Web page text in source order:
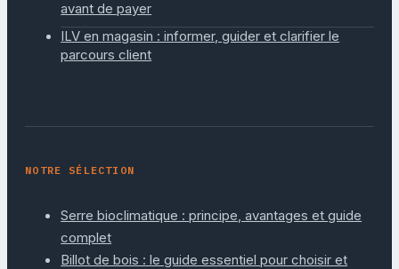
avant de payer
ILV en magasin : informer, guider et clarifier le
parcours client
NOTRE SÉLECTION
Serre bioclimatique : principe, avantages et guide
complet
Billot de bois : le guide essentiel pour choisir et